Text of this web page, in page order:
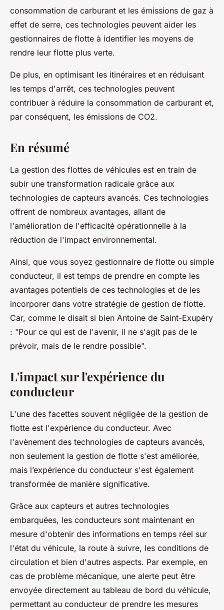
consommation de carburant et les émissions de gaz à
effet de serre, ces technologies peuvent aider les
gestionnaires de flotte à identifier les moyens de
rendre leur flotte plus verte.
De plus, en optimisant les itinéraires et en réduisant
les temps d'arrêt, ces technologies peuvent
contribuer à réduire la consommation de carburant et,
par conséquent, les émissions de CO2.
En résumé
La gestion des flottes de véhicules est en train de
subir une transformation radicale grâce aux
technologies de capteurs avancés. Ces technologies
offrent de nombreux avantages, allant de
l'amélioration de l'efficacité opérationnelle à la
réduction de l'impact environnemental.
Ainsi, que vous soyez gestionnaire de flotte ou simple
conducteur, il est temps de prendre en compte les
avantages potentiels de ces technologies et de les
incorporer dans votre stratégie de gestion de flotte.
Car, comme le disait si bien Antoine de Saint-Exupéry
: "Pour ce qui est de l'avenir, il ne s'agit pas de le
prévoir, mais de le rendre possible".
L'impact sur l'expérience du
conducteur
L'une des facettes souvent négligée de la gestion de
flotte est l'expérience du conducteur. Avec
l'avènement des technologies de capteurs avancés,
non seulement la gestion de flotte s'est améliorée,
mais l’expérience du conducteur s'est également
transformée de manière significative.
Grâce aux capteurs et autres technologies
embarquées, les conducteurs sont maintenant en
mesure d'obtenir des informations en temps réel sur
l'état du véhicule, la route à suivre, les conditions de
circulation et bien d'autres aspects. Par exemple, en
cas de problème mécanique, une alerte peut être
envoyée directement au tableau de bord du véhicule,
permettant au conducteur de prendre les mesures